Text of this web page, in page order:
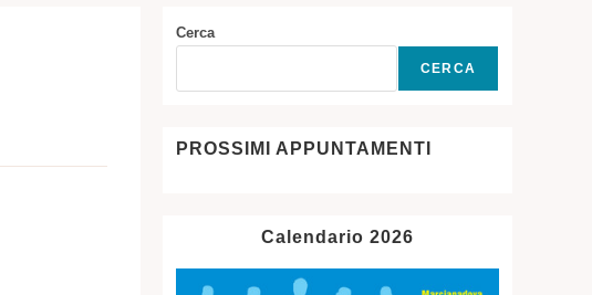
Cerca
CERCA
PROSSIMI APPUNTAMENTI
Calendario 2026